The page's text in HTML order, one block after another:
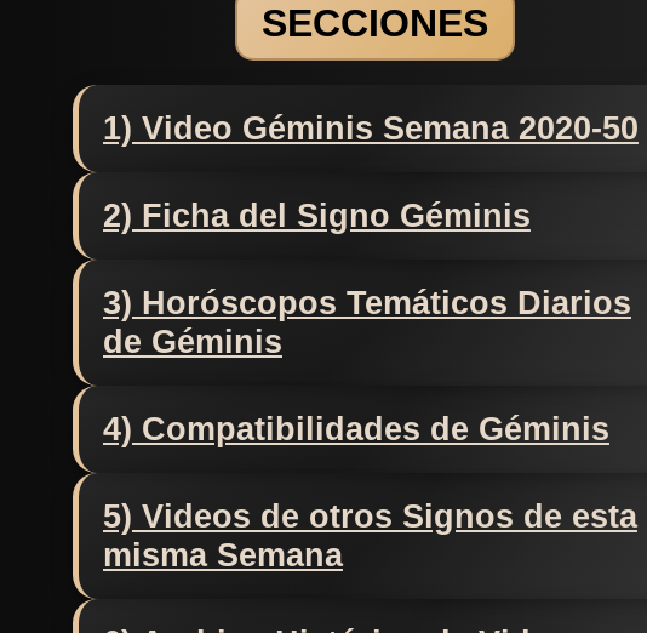
SECCIONES
1) Video Géminis Semana 2020-50
2) Ficha del Signo Géminis
3) Horóscopos Temáticos Diarios
de Géminis
4) Compatibilidades de Géminis
5) Videos de otros Signos de esta
misma Semana